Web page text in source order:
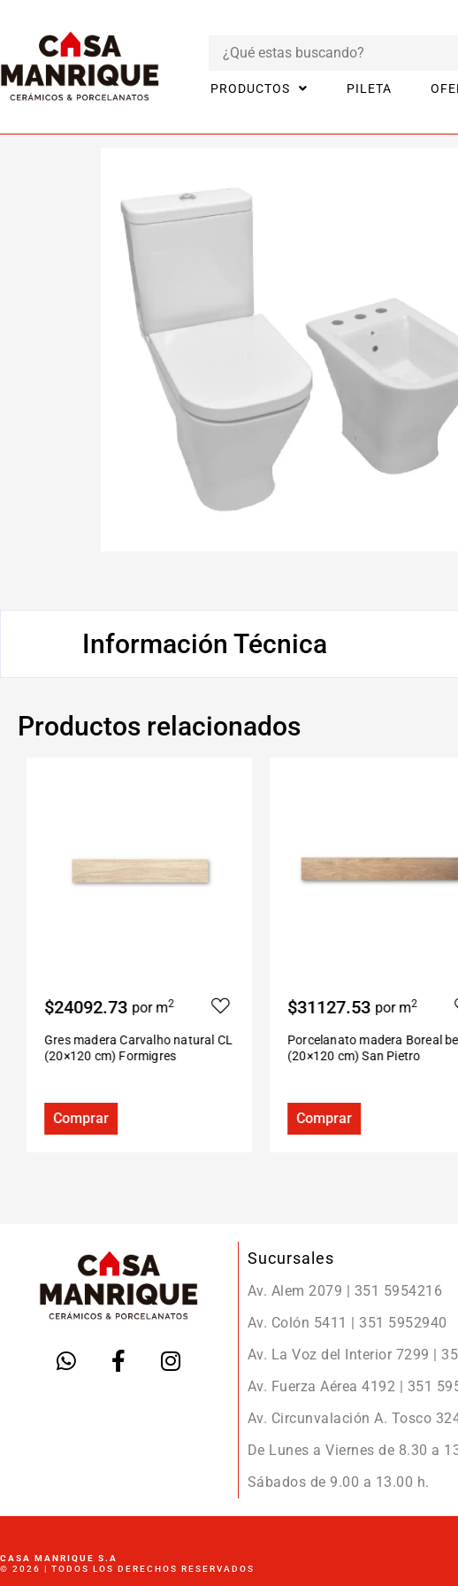
PRODUCTOS PILETA
Información Técnica
Productos relacionados
$24092.73 por m2
Gres madera Carvalho natural CL
(20×120 cm) Formigres
Comprar
$31127.53 por m2
Porcelanato madera Boreal
(20×120 cm) San Pietro
Comprar
Sucursales
Av. Alem 2079 | 351 5954216
Av. Colón 5411 | 351 5952940
Av. La Voz del Interior 7299 |
Av. Fuerza Aérea 4192 | 351
Av. Circunvalación A. Tosco
De Lunes a Viernes de 8.30 a
Sábados de 9.00 a 13.00 h.
CASA MANRIQUE S.A
© 2026 | TODOS LOS DERECHOS RESERVADOS